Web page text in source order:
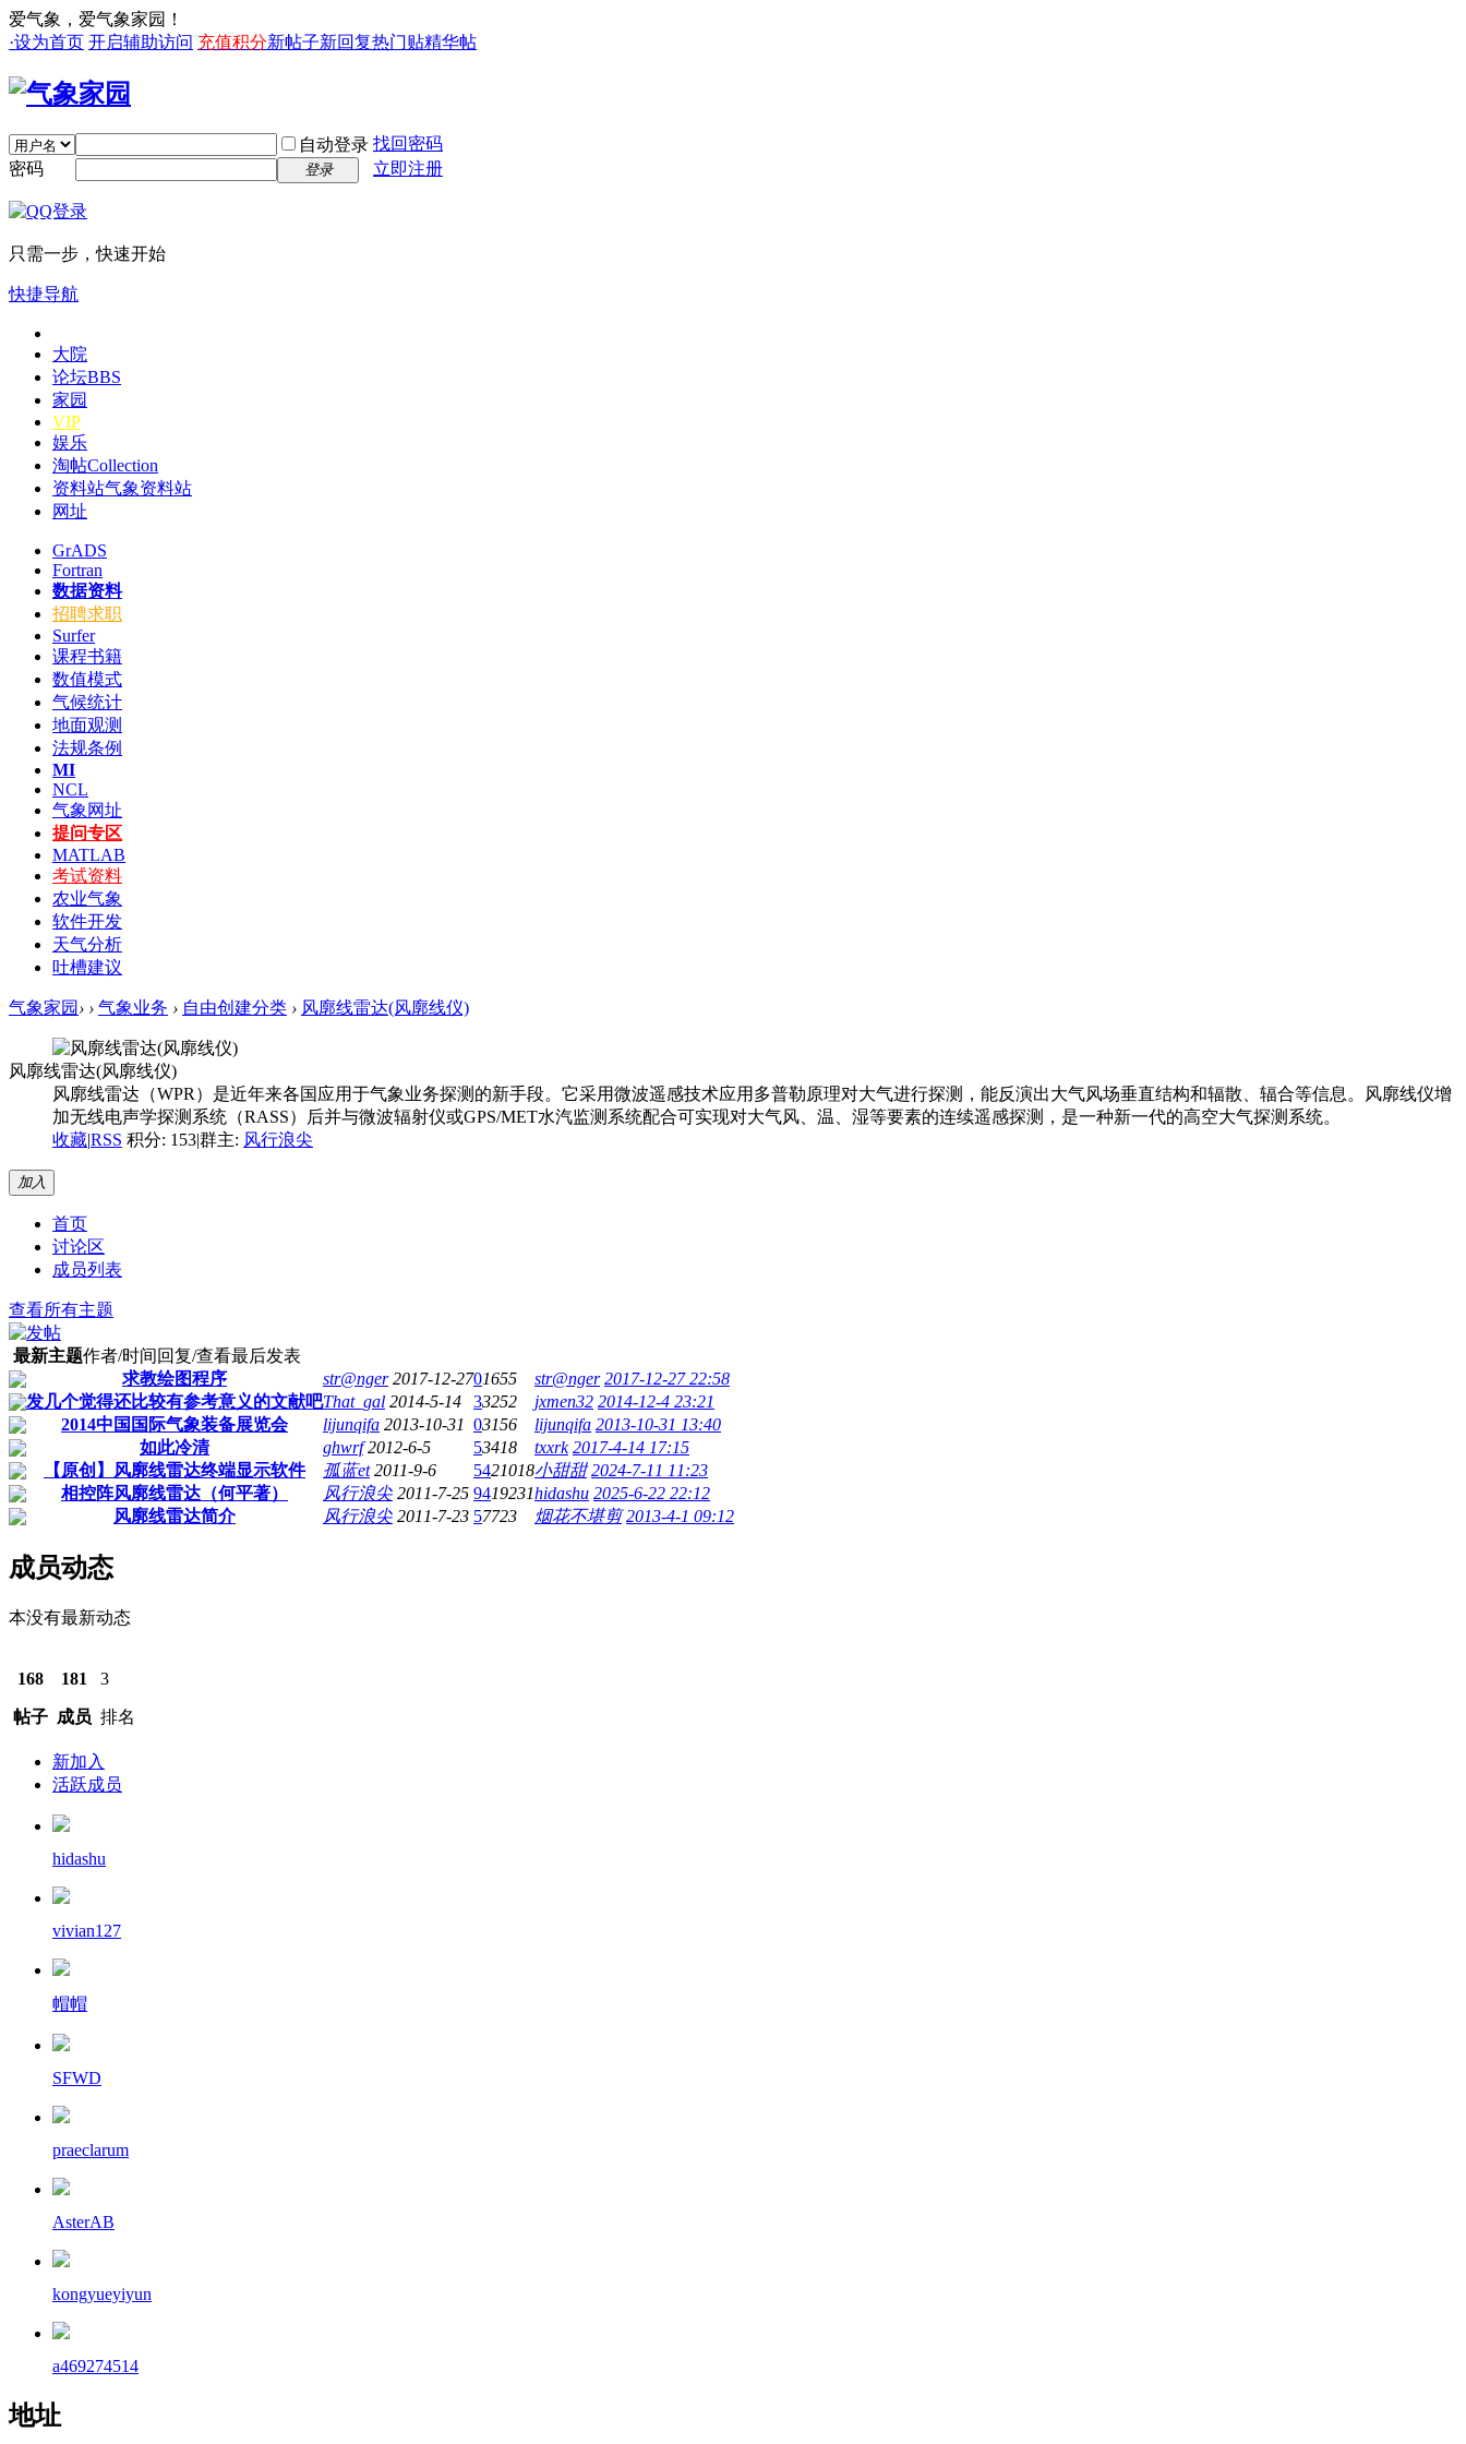
爱气象，爱气象家园！
·设为首页 开启辅助访问 充值积分新帖子新回复热门贴精华帖
自动登录 找回密码
密码
登录 立即注册
只需一步，快速开始
快捷导航
大院
论坛BBS
家园
VIP
娱乐
淘帖Collection
资料站气象资料站
网址
GrADS
Fortran
数据资料
招聘求职
Surfer
课程书籍
数值模式
气候统计
地面观测
法规条例
MI
NCL
气象网址
提问专区
MATLAB
考试资料
农业气象
软件开发
天气分析
吐槽建议
气象家园 › › 气象业务 › 自由创建分类 › 风廓线雷达(风廓线仪)
风廓线雷达(风廓线仪)
风廓线雷达（WPR）是近年来各国应用于气象业务探测的新手段。它采用微波遥感技术应用多普勒原理对大气进行探测，能反演出大气风场垂直结构和辐散、辐合等信息。风廓线仪增
加无线电声学探测系统（RASS）后并与微波辐射仪或GPS/MET水汽监测系统配合可实现对大气风、温、湿等要素的连续遥感探测，是一种新一代的高空大气探测系统。
收藏|RSS 积分: 153|群主: 风行浪尖
加入
首页
讨论区
成员列表
查看所有主题
最新主题作者/时间 回复/查看最后发表
求教绘图程序
str@nger 2017-12-2701655 str@nger 2017-12-27 22:58
发几个觉得还比较有参考意义的文献吧That_gal 2014-5-14 33252 jxmen32 2014-12-4 23:21
2014中国国际气象装备展览会
lijunqifa 2013-10-31 03156 lijunqifa 2013-10-31 13:40
如此冷清
ghwrf 2012-6-5 53418 txxrk 2017-4-14 17:15
【原创】风廓线雷达终端显示软件
孤蓝et 2011-9-6 5421018小甜甜 2024-7-11 11:23
相控阵风廓线雷达（何平著）
风行浪尖 2011-7-25 9419231hidashu 2025-6-22 22:12
风廓线雷达简介
风行浪尖 2011-7-23 57723 烟花不堪剪 2013-4-1 09:12
成员动态
本没有最新动态
168
帖子
181
成员
3
排名
新加入
活跃成员
hidashu
vivian127
帽帽
SFWD
praeclarum
AsterAB
kongyueyiyun
a469274514
地址